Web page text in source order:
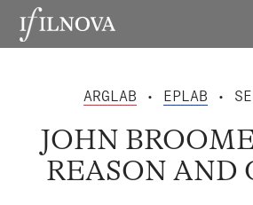
ARGLAB • EPLAB •
JOHN
REASON AND